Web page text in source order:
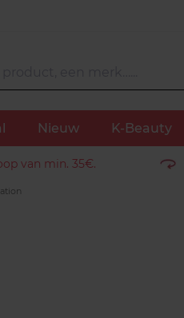
Nieuw K-Beauty
van min. 35€.